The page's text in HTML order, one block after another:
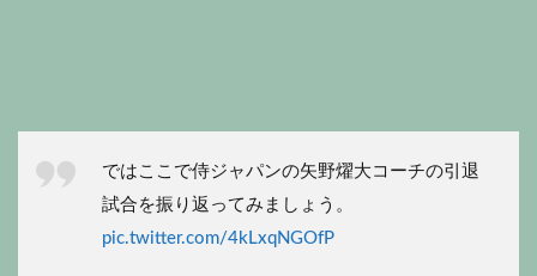
ではここで侍ジャパンの矢野燿大コーチの引退
試合を振り返ってみましょう。
pic.twitter.com/4kLxqNGOfP